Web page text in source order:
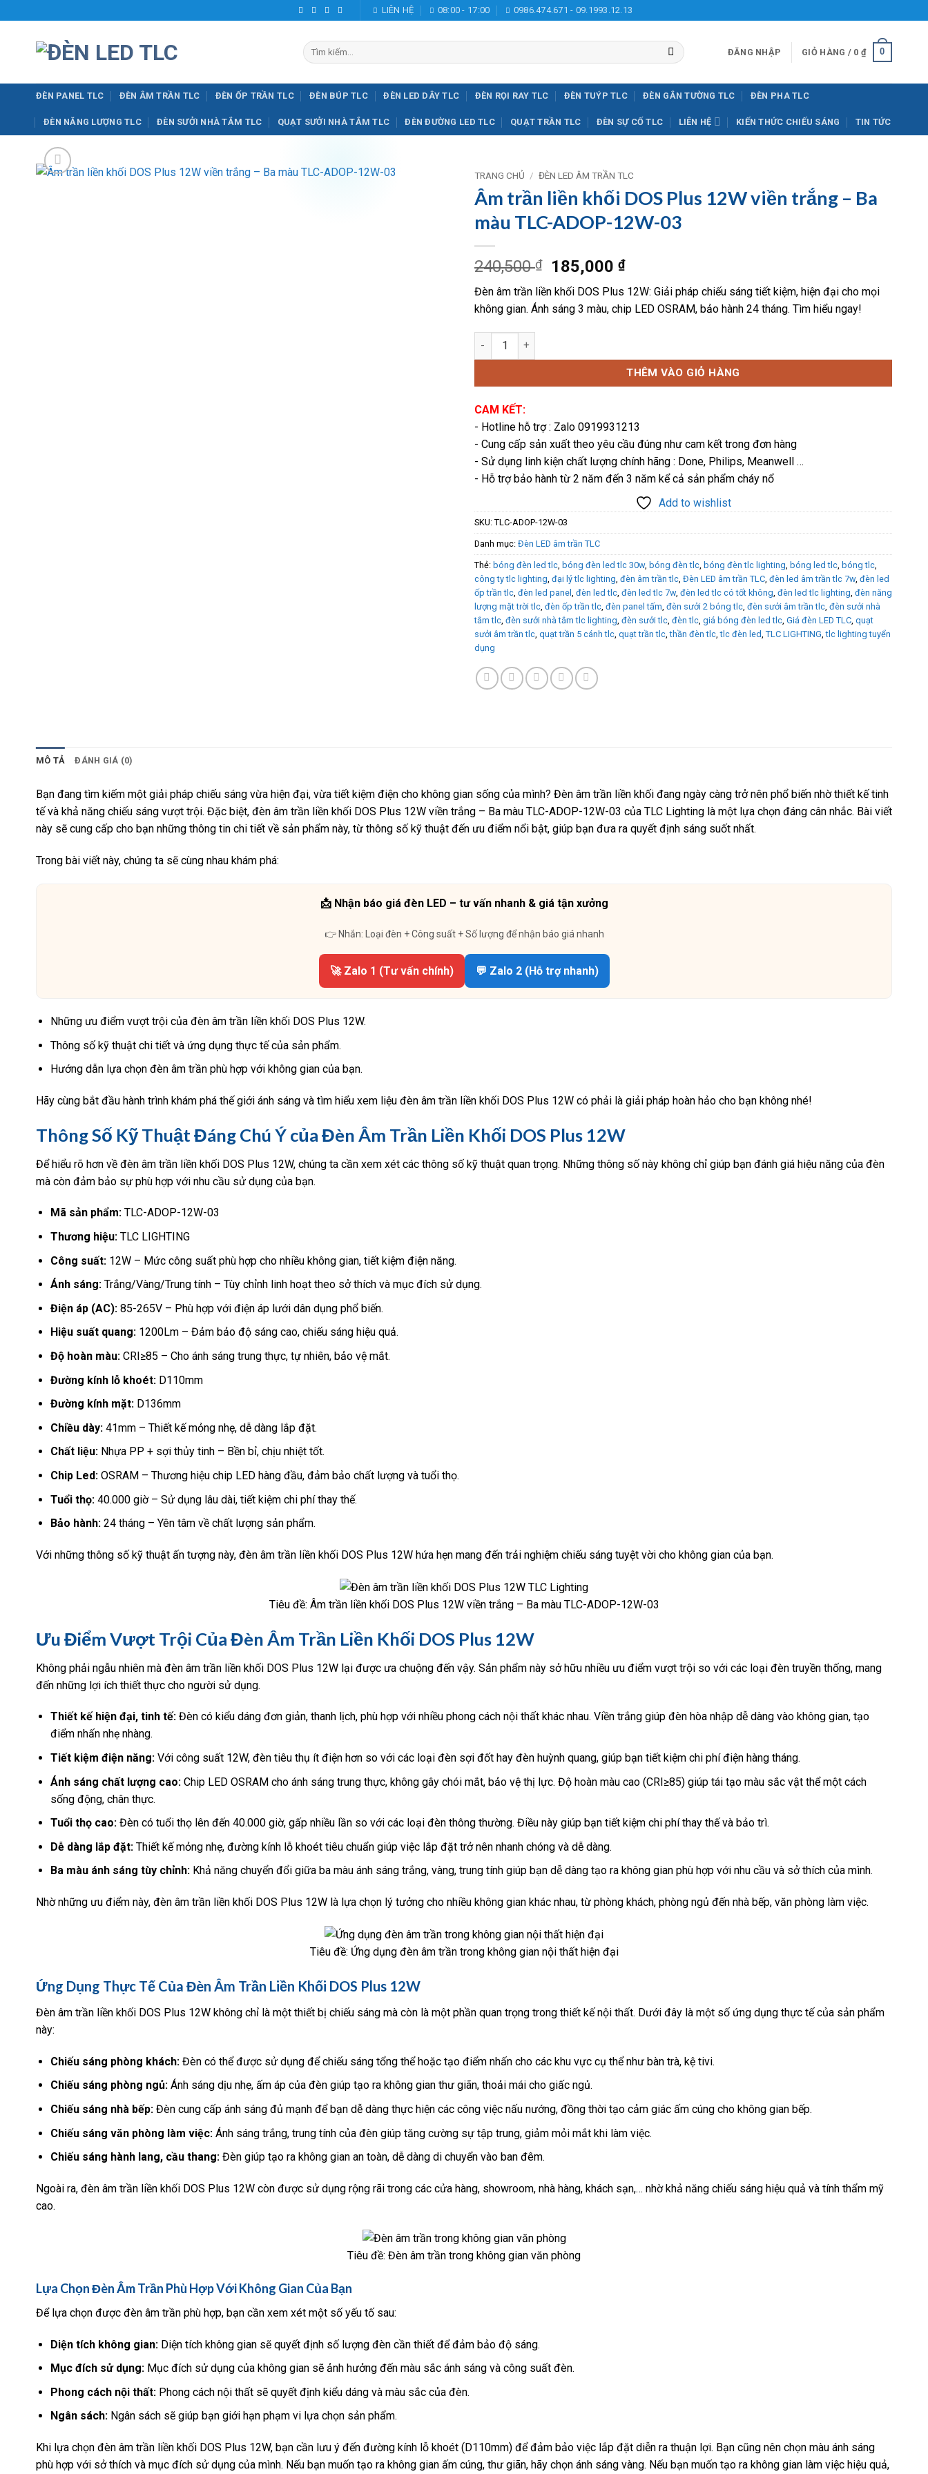
qua
LIÊN HỆ 08:00 - 17:00 0986.474.671 - 09.1993.12.13
Tìm
kiếm:
ĐĂNG NHẬP GIỎ HÀNG / 0 ₫ 0
ĐÈN PANEL TLC ĐÈN ÂM TRẦN TLC ĐÈN ỐP TRẦN TLC ĐÈN BÚP TLC ĐÈN LED DÂY TLC ĐÈN RỌI RAY TLC ĐÈN TUÝP TLC ĐÈN GẮN TƯỜNG TLC ĐÈN PHA TLC
ĐÈN NĂNG LƯỢNG TLC ĐÈN SƯỞI NHÀ TẮM TLC QUẠT SƯỞI NHÀ TẮM TLC ĐÈN ĐƯỜNG LED TLC QUẠT TRẦN TLC ĐÈN SỰ CỐ TLC LIÊN HỆ KIẾN THỨC CHIẾU SÁNG TIN TỨC
TRANG CHỦ / ĐÈN LED ÂM TRẦN TLC
Âm trần liền khối DOS Plus 12W viền trắng – Ba
màu TLC-ADOP-12W-03
240,500₫
Giá
gốc
là:
240,500 ₫.
185,000₫Giá
hiện
tại
là:
Đèn âm trần liền khối DOS Plus 12W: Giải pháp chiếu sáng tiết kiệm, hiện đại cho mọi
không gian. Ánh sáng 3 màu, chip LED OSRAM, bảo hành 24 tháng. Tìm hiểu ngay!
Âm trần liền khối DOS Plus 12W viền trắng – Ba màu TLC-ADOP-12W-03 số lượng
THÊM VÀO GIỎ HÀNG
CAM KẾT:
- Hotline hỗ trợ : Zalo 0919931213
- Cung cấp sản xuất theo yêu cầu đúng như cam kết trong đơn hàng
- Sử dụng linh kiện chất lượng chính hãng : Done, Philips, Meanwell …
- Hỗ trợ bảo hành từ 2 năm đến 3 năm kể cả sản phẩm cháy nổ
Add to wishlist
SKU: TLC-ADOP-12W-03
Danh mục: Đèn LED âm trần TLC
Thẻ: bóng đèn led tlc bóng đèn led tlc 30w, bóng đèn tlc bóng đèn tlc lighting bóng led tlc bóng tlc
công ty tlc lighting đại lý tlc lighting đèn âm trần tlc Đèn LED âm trần TLC đèn led âm trần tlc 7w, đèn led
ốp trần tlc đèn led panel đèn led tlc đèn led tlc 7w, đèn led tlc có tốt không đèn led tlc lighting đèn năng
lượng mặt trời tlc đèn ốp trần tlc đèn panel tấm đèn sưởi 2 bóng tlc đèn sưởi âm trần tlc đèn sưởi nhà
tắm tlc đèn sưởi nhà tắm tlc lighting đèn sưởi tlc đèn tlc giá bóng đèn led tlc Giá đèn LED TLC quạt
sưởi âm trần tlc quạt trần 5 cánh tlc quạt trần tlc ,thần đèn tlc ,tlc đèn led TLC LIGHTING ,tlc lighting tuyển
dụng
MÔ TẢ ĐÁNH GIÁ (0)
Bạn đang tìm kiếm một giải pháp chiếu sáng vừa hiện đại, vừa tiết kiệm điện cho không gian sống của mình? Đèn âm trần liền khối đang ngày càng trở nên phổ biến nhờ thiết kế tinh
tế và khả năng chiếu sáng vượt trội. Đặc biệt, đèn âm trần liền khối DOS Plus 12W viền trắng – Ba màu TLC-ADOP-12W-03 của TLC Lighting là một lựa chọn đáng cân nhắc. Bài viết
này sẽ cung cấp cho bạn những thông tin chi tiết về sản phẩm này, từ thông số kỹ thuật đến ưu điểm nổi bật, giúp bạn đưa ra quyết định sáng suốt nhất.
Trong bài viết này, chúng ta sẽ cùng nhau khám phá:
📩 Nhận báo giá đèn LED – tư vấn nhanh & giá tận xưởng
👉 Nhắn: Loại đèn + Công suất + Số lượng để nhận báo giá nhanh
🚀 Zalo 1 (Tư vấn chính) 💬 Zalo 2 (Hỗ trợ nhanh)
Những ưu điểm vượt trội của đèn âm trần liền khối DOS Plus 12W.
Thông số kỹ thuật chi tiết và ứng dụng thực tế của sản phẩm.
Hướng dẫn lựa chọn đèn âm trần phù hợp với không gian của bạn.
Hãy cùng bắt đầu hành trình khám phá thế giới ánh sáng và tìm hiểu xem liệu đèn âm trần liền khối DOS Plus 12W có phải là giải pháp hoàn hảo cho bạn không nhé!
Thông Số Kỹ Thuật Đáng Chú Ý của Đèn Âm Trần Liền Khối DOS Plus 12W
Để hiểu rõ hơn về đèn âm trần liền khối DOS Plus 12W, chúng ta cần xem xét các thông số kỹ thuật quan trọng. Những thông số này không chỉ giúp bạn đánh giá hiệu năng của đèn
mà còn đảm bảo sự phù hợp với nhu cầu sử dụng của bạn.
Mã sản phẩm:TLC-ADOP-12W-03
Thương hiệu:TLC LIGHTING
Công suất:12W – Mức công suất phù hợp cho nhiều không gian, tiết kiệm điện năng.
Ánh sáng:Trắng/Vàng/Trung tính – Tùy chỉnh linh hoạt theo sở thích và mục đích sử dụng.
Điện áp (AC):85-265V – Phù hợp với điện áp lưới dân dụng phổ biến.
Hiệu suất quang:1200Lm – Đảm bảo độ sáng cao, chiếu sáng hiệu quả.
Độ hoàn màu:CRI≥85 – Cho ánh sáng trung thực, tự nhiên, bảo vệ mắt.
Đường kính lỗ khoét:D110mm
Đường kính mặt:D136mm
Chiều dày:41mm – Thiết kế mỏng nhẹ, dễ dàng lắp đặt.
Chất liệu:Nhựa PP + sợi thủy tinh – Bền bỉ, chịu nhiệt tốt.
Chip Led:OSRAM – Thương hiệu chip LED hàng đầu, đảm bảo chất lượng và tuổi thọ.
Tuổi thọ:40.000 giờ – Sử dụng lâu dài, tiết kiệm chi phí thay thế.
Bảo hành:24 tháng – Yên tâm về chất lượng sản phẩm.
Với những thông số kỹ thuật ấn tượng này, đèn âm trần liền khối DOS Plus 12W hứa hẹn mang đến trải nghiệm chiếu sáng tuyệt vời cho không gian của bạn.
Tiêu đề: Âm trần liền khối DOS Plus 12W viền trắng – Ba màu TLC-ADOP-12W-03
Ưu Điểm Vượt Trội Của Đèn Âm Trần Liền Khối DOS Plus 12W
Không phải ngẫu nhiên mà đèn âm trần liền khối DOS Plus 12W lại được ưa chuộng đến vậy. Sản phẩm này sở hữu nhiều ưu điểm vượt trội so với các loại đèn truyền thống, mang
đến những lợi ích thiết thực cho người sử dụng.
Thiết kế hiện đại, tinh tế:Đèn có kiểu dáng đơn giản, thanh lịch, phù hợp với nhiều phong cách nội thất khác nhau. Viền trắng giúp đèn hòa nhập dễ dàng vào không gian, tạo
điểm nhấn nhẹ nhàng.
Tiết kiệm điện năng:Với công suất 12W, đèn tiêu thụ ít điện hơn so với các loại đèn sợi đốt hay đèn huỳnh quang, giúp bạn tiết kiệm chi phí điện hàng tháng.
Ánh sáng chất lượng cao:Chip LED OSRAM cho ánh sáng trung thực, không gây chói mắt, bảo vệ thị lực. Độ hoàn màu cao (CRI≥85) giúp tái tạo màu sắc vật thể một cách
sống động, chân thực.
Tuổi thọ cao:Đèn có tuổi thọ lên đến 40.000 giờ, gấp nhiều lần so với các loại đèn thông thường. Điều này giúp bạn tiết kiệm chi phí thay thế và bảo trì.
Dễ dàng lắp đặt:Thiết kế mỏng nhẹ, đường kính lỗ khoét tiêu chuẩn giúp việc lắp đặt trở nên nhanh chóng và dễ dàng.
Ba màu ánh sáng tùy chỉnh:Khả năng chuyển đổi giữa ba màu ánh sáng trắng, vàng, trung tính giúp bạn dễ dàng tạo ra không gian phù hợp với nhu cầu và sở thích của mình.
Nhờ những ưu điểm này, đèn âm trần liền khối DOS Plus 12W là lựa chọn lý tưởng cho nhiều không gian khác nhau, từ phòng khách, phòng ngủ đến nhà bếp, văn phòng làm việc.
Tiêu đề: Ứng dụng đèn âm trần trong không gian nội thất hiện đại
Ứng Dụng Thực Tế Của Đèn Âm Trần Liền Khối DOS Plus 12W
Đèn âm trần liền khối DOS Plus 12W không chỉ là một thiết bị chiếu sáng mà còn là một phần quan trọng trong thiết kế nội thất. Dưới đây là một số ứng dụng thực tế của sản phẩm
này:
Chiếu sáng phòng khách:Đèn có thể được sử dụng để chiếu sáng tổng thể hoặc tạo điểm nhấn cho các khu vực cụ thể như bàn trà, kệ tivi.
Chiếu sáng phòng ngủ:Ánh sáng dịu nhẹ, ấm áp của đèn giúp tạo ra không gian thư giãn, thoải mái cho giấc ngủ.
Chiếu sáng nhà bếp:Đèn cung cấp ánh sáng đủ mạnh để bạn dễ dàng thực hiện các công việc nấu nướng, đồng thời tạo cảm giác ấm cúng cho không gian bếp.
Chiếu sáng văn phòng làm việc:Ánh sáng trắng, trung tính của đèn giúp tăng cường sự tập trung, giảm mỏi mắt khi làm việc.
Chiếu sáng hành lang, cầu thang:Đèn giúp tạo ra không gian an toàn, dễ dàng di chuyển vào ban đêm.
Ngoài ra, đèn âm trần liền khối DOS Plus 12W còn được sử dụng rộng rãi trong các cửa hàng, showroom, nhà hàng, khách sạn,… nhờ khả năng chiếu sáng hiệu quả và tính thẩm mỹ
cao.
Tiêu đề: Đèn âm trần trong không gian văn phòng
Lựa Chọn Đèn Âm Trần Phù Hợp Với Không Gian Của Bạn
Để lựa chọn được đèn âm trần phù hợp, bạn cần xem xét một số yếu tố sau:
Diện tích không gian:Diện tích không gian sẽ quyết định số lượng đèn cần thiết để đảm bảo độ sáng.
Mục đích sử dụng:Mục đích sử dụng của không gian sẽ ảnh hưởng đến màu sắc ánh sáng và công suất đèn.
Phong cách nội thất:Phong cách nội thất sẽ quyết định kiểu dáng và màu sắc của đèn.
Ngân sách:Ngân sách sẽ giúp bạn giới hạn phạm vi lựa chọn sản phẩm.
Khi lựa chọn đèn âm trần liền khối DOS Plus 12W, bạn cần lưu ý đến đường kính lỗ khoét (D110mm) để đảm bảo việc lắp đặt diễn ra thuận lợi. Bạn cũng nên chọn màu ánh sáng
phù hợp với sở thích và mục đích sử dụng của mình. Nếu bạn muốn tạo ra không gian ấm cúng, thư giãn, hãy chọn ánh sáng vàng. Nếu bạn muốn tạo ra không gian làm việc hiệu quả,